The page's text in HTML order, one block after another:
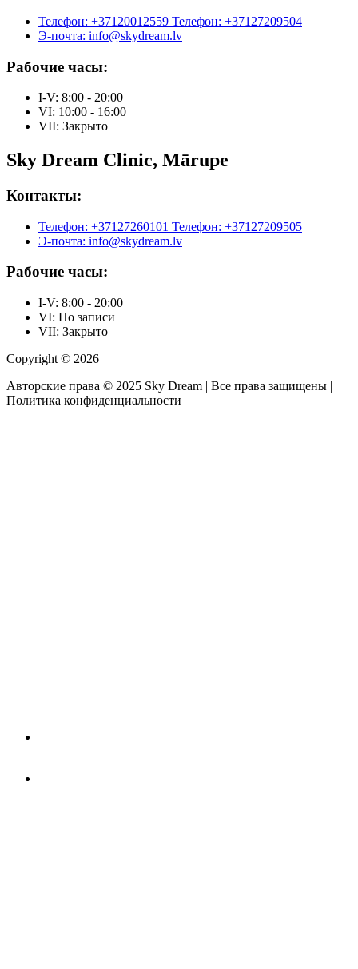
Телефон: +37120012559 Телефон: +37127209504
Э-почта: info@skydream.lv
Рабочие часы:
I-V: 8:00 - 20:00
VI: 10:00 - 16:00
VII: Закрыто
Sky Dream Clinic, Mārupe
Контакты:
Телефон: +37127260101 Телефон: +37127209505
Э-почта: info@skydream.lv
Рабочие часы:
I-V: 8:00 - 20:00
VI: По записи
VII: Закрыто
Copyright © 2026
Авторские права © 2025 Sky Dream | Все права защищены |
Политика конфиденциальности